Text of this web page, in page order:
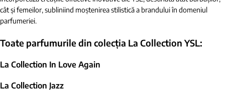
cât și femeilor, subliniind moștenirea stilistică a brandului în domeniul
parfumeriei.
Toate parfumurile din colecția La Collection YSL:
La Collection In Love Again
La Collection Jazz